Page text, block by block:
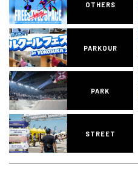
OTHERS
PARKOUR
PARK
STREET